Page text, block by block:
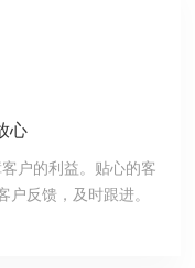
心
户的利益。贴心的客
户反馈，及时跟进。